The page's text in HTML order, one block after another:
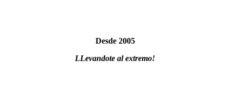
Desde 2005
LLevandote al extremo!